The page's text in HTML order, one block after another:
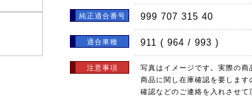
純正適合番号 999 707 315 40
適合車種 911 ( 964 / 993 )
注意事項
写真はイメージです。実際の商
商品に関し在庫確認を要しま
確認などのご連絡を入れさせ